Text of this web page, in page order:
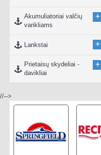
Akumuliatoriai valčių
varikliams
+
Lankstai +
Prietaisų skydeliai -
davikliai
+
//-->